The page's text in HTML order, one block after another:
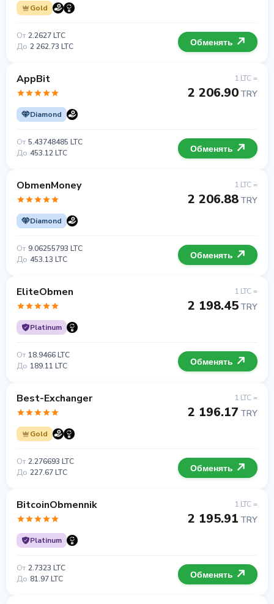
Gold
От 2.2627 LTC
До 2 262.73 LTC Обменять
AppBit
Diamond
1 LTC =
2 206.90 TRY
От 5.43748485 LTC
До 453.12 LTC Обменять
ObmenMoney
Diamond
1 LTC =
2 206.88 TRY
От 9.06255793 LTC
До 453.13 LTC Обменять
EliteObmen
Platinum
1 LTC =
2 198.45 TRY
От 18.9466 LTC
До 189.11 LTC Обменять
Best-Exchanger
Gold
1 LTC =
2 196.17 TRY
От 2.276693 LTC
До 227.67 LTC Обменять
BitcoinObmennik
Platinum
1 LTC =
2 195.91 TRY
От 2.7323 LTC
До 81.97 LTC Обменять